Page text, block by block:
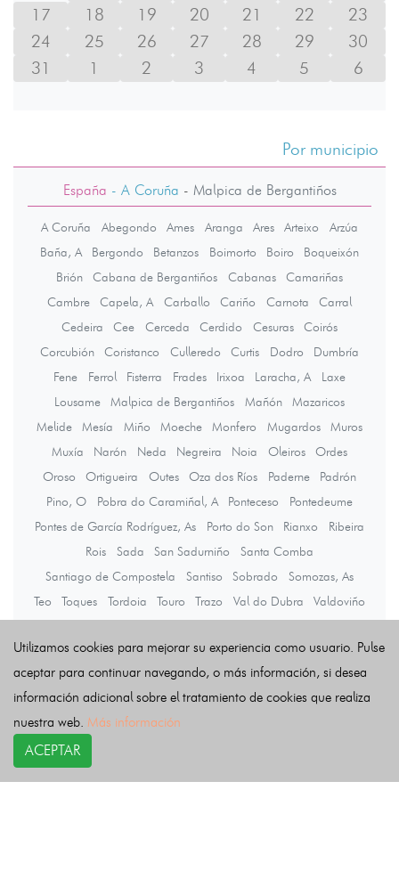
17
18 19 20 21 22
23
24
25 26 27 28 29
30
31
1 2 3 4 5 6
Por municipio
España - A Coruña - Malpica de Bergantiños
A Coruña Abegondo Ames Aranga Ares Arteixo
Arzúa
Baña, A
Bergondo Betanzos Boimorto Boiro
Boqueixón
Brión
Cabana de Bergantiños Cabanas
Camariñas
Cambre
Capela, A Carballo Cariño Carnota
Carral
Cedeira
Cee Cerceda Cerdido Cesuras
Coirós
Corcubión
Coristanco Culleredo Curtis Dodro
Dumbría
Fene
Ferrol Fisterra Frades Irixoa Laracha, A
Laxe
Lousame
Malpica de Bergantiños Mañón
Mazaricos
Melide
Mesía Miño Moeche Monfero Mugardos
Muros
Muxía
Narón Neda Negreira Noia Oleiros
Ordes
Oroso
Ortigueira Outes Oza dos Ríos Paderne
Padrón
Pino, O
Pobra do Caramiñal, A Ponteceso
Pontedeume
Pontes de García Rodríguez, As
Porto do Son Rianxo
Ribeira
Rois
Sada San Sadurniño
Santa Comba
Santiago de Compostela
Santiso Sobrado
Somozas, As
Teo
Toques Tordoia Touro Trazo Val do Dubra
Valdoviño
Últimas noticias
Utilizamos cookies para mejorar su experiencia como usuario. Pulse
aceptar para continuar navegando, o más información, si desea
información adicional sobre el tratamiento de cookies que realiza
nuestra web. Más información
ACEPTAR